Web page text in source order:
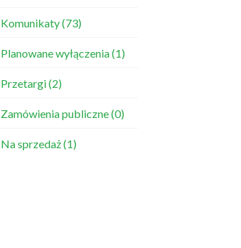
Komunikaty(73)
Planowane wyłączenia(1)
Przetargi(2)
Zamówienia publiczne(0)
Na sprzedaż(1)